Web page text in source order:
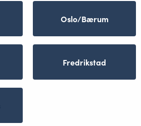
Oslo/Bærum
Fredrikstad